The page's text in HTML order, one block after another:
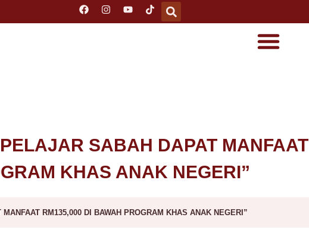
SABAH DAPAT MANFAAT
KHAS ANAK NEGERI”
RM135,000 DI BAWAH PROGRAM KHAS ANAK NEGERI”